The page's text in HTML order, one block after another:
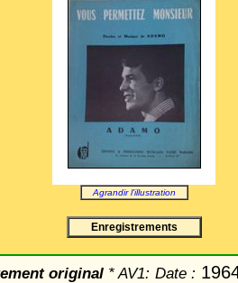
Agrandir l'illustration
Enregistrements
original * AV1: Date :